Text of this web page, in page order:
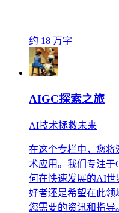
约 18 万字
AIGC探索之旅
AI技术拯救未来
在这个专栏中，您将
术应用。我们专注于
何在快速发展的AI
好者还是希望在此领
您需要的资讯和指导